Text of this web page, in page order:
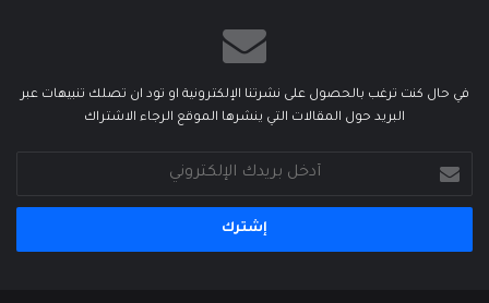
في حال كنت ترغب بالحصول على نشرتنا الإلكترونية او تود ان تصلك تنبيهات عبر
البريد حول المقالات التي ينشرها الموقع الرجاء الاشتراك
بريدك
الإلكتروني